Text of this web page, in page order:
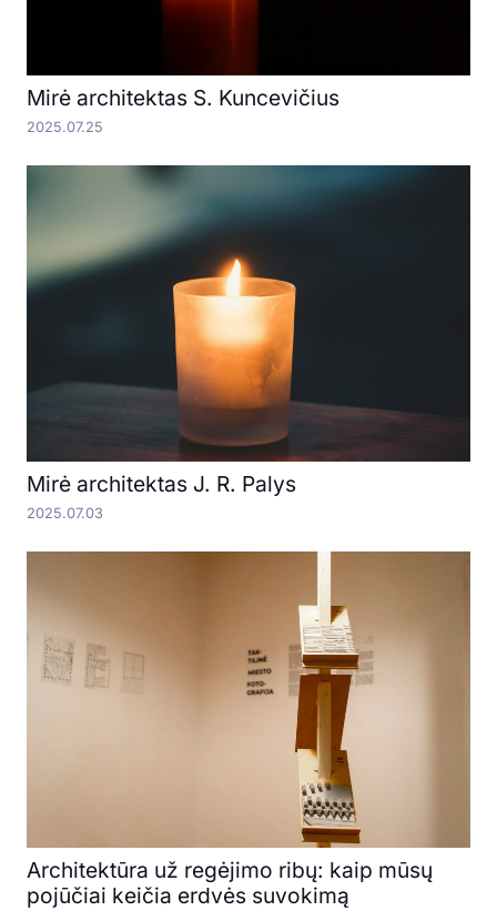
Mirė architektas S. Kuncevičius
2025.07.25
Mirė architektas J. R. Palys
2025.07.03
Architektūra už regėjimo ribų: kaip mūsų
pojūčiai keičia erdvės suvokimą